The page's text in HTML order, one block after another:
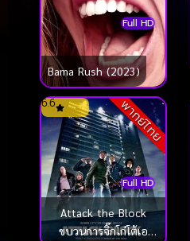
Full HD
Bama Rush (2023)
พากย์ไทย
Full HD
6.6
Attack the Block
ขบวนการจิ๊กโก๋โต้เอ